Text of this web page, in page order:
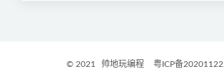
© 2021 帅地玩编程 粤ICP备